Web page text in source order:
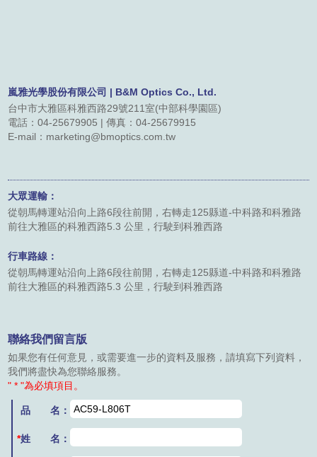
友站連結
型錄下載
嵐雅光學股份有限公司 | B&M Optics Co., Ltd.
台中市大雅區科雅西路29號211室(中部科學園區)
電話：04-25679905 | 傳真：04-25679915
E-mail：marketing@bmoptics.com.tw
大眾運輸：
從朝馬轉運站沿向上路6段往前開，右轉走125縣道-中科路和科雅路
前往大雅區的科雅西路5.3 公里，行駛到科雅西路
行車路線：
從朝馬轉運站沿向上路6段往前開，右轉走125縣道-中科路和科雅路
前往大雅區的科雅西路5.3 公里，行駛到科雅西路
聯絡我們留言版
如果您有任何意見，或需要進一步的資料及服務，請填寫下列資料，
我們將盡快為您聯絡服務。
" * "為必填項目。
品 名：
*姓 名：